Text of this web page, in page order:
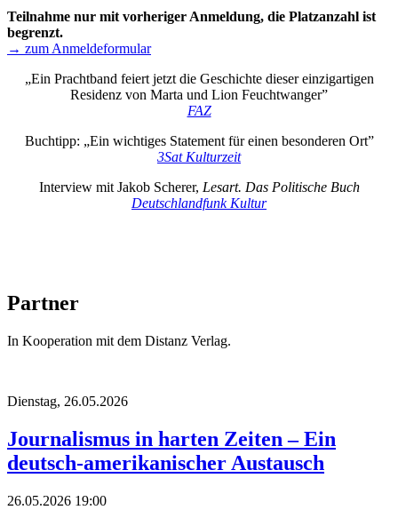
Teilnahme nur mit vorheriger Anmeldung, die Platzanzahl ist
begrenzt.
→ zum Anmeldeformular
„Ein Prachtband feiert jetzt die Geschichte dieser einzigartigen
Residenz von Marta und Lion Feuchtwanger”
FAZ
Buchtipp: „Ein wichtiges Statement für einen besonderen Ort”
3Sat Kulturzeit
Interview mit Jakob Scherer, Lesart. Das Politische Buch
Deutschlandfunk Kultur
Partner
In Kooperation mit dem Distanz Verlag.
Dienstag, 26.05.2026
Journalismus in harten Zeiten – Ein
deutsch-amerikanischer Austausch
26.05.2026 19:00